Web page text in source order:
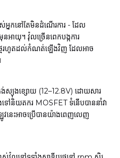
នកនៅតែមិនដំណើរការ - ដែល
អាយុ។ វ៉ុលច្រើនពេកបង្កការ
មរហូតដល់កំណត់ឡើងវិញ ដែលអាច
ង់ស្យុងខ្សោយ (12–12.8V) ដោយសារ
ទៅនិយតករ MOSFET ទំនើបបាននាំវា
នេះអាចប្រើបានយ៉ាងពេញលេញ